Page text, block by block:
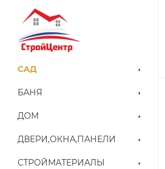
САД
БАНЯ
ДОМ
ДВЕРИ,ОКНА,ПАНЕЛИ
СТРОЙМАТЕРИАЛЫ